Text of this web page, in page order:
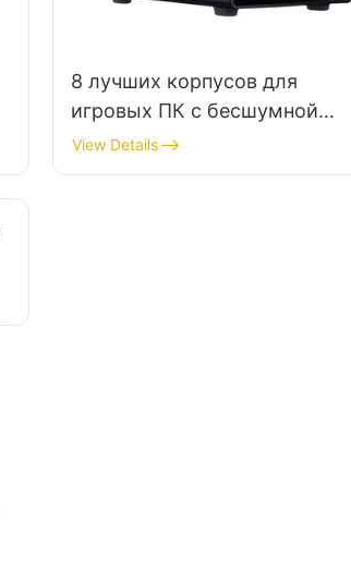
8 лучших корпусов для
игровых ПК с бесшумной
работой: снижение шума
вентилятора
View Details